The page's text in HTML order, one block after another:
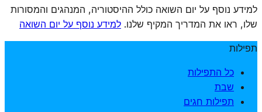
למידע נוסף על יום השואה כולל ההיסטוריה, המנהגים והמסורות
שלו, ראו את המדריך המקיף שלנו. למידע נוסף על יום השואה
תפילות
כל התפילות
שבת
תפילות חגים